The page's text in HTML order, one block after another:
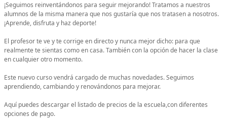
¡Seguimos reinventándonos para seguir mejorando! Tratamos a nuestros
alumnos de la misma manera que nos gustaría que nos tratasen a nosotros.
¡Aprende, disfruta y haz deporte!
El profesor te ve y te corrige en directo y nunca mejor dicho: para que
realmente te sientas como en casa. También con la opción de hacer la clase
en cualquier otro momento.
Este nuevo curso vendrá cargado de muchas novedades. Seguimos
aprendiendo, cambiando y renovándonos para mejorar.
Aquí puedes descargar el listado de precios de la escuela,con diferentes
opciones de pago.